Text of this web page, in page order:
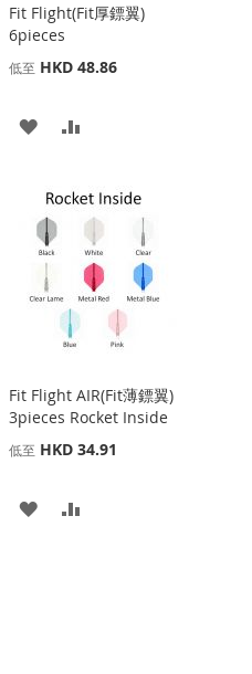
Fit Flight(Fit厚鏢翼)
6pieces
低至 HKD 48.86
添
到
收
藏
並
比
較
Fit Flight AIR(Fit薄鏢翼)
3pieces Rocket Inside
低至 HKD 34.91
添